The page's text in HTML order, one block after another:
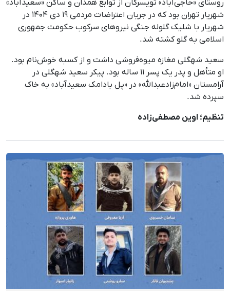
روستای «حاجی‌آباد» تویسرکان از توابع همدان و ساکن «سعیدآباد»
شهریار تهران بود که در جریان اعتراضات مردمی ۱۹ دی ۱۴۰۴ در
شهریار با شلیک گلوله‌ جنگی نیروهای سرکوب حکومت جمهوری
اسلامی به گلو کشته شد.
سعید شهگلی مغازه میوه‌فروشی داشت و از کسبه خوش‌نام بود.
او متأهل و پدر یک پسر ۱۱ ساله بود. پیکر سعید شهگلی در
آرامستان «امام‌زادعبدالله» در «پل بادامک سعیدآباد» به خاک
سپرده شد.
تنظیم؛ اوین مصطفی‌زاده